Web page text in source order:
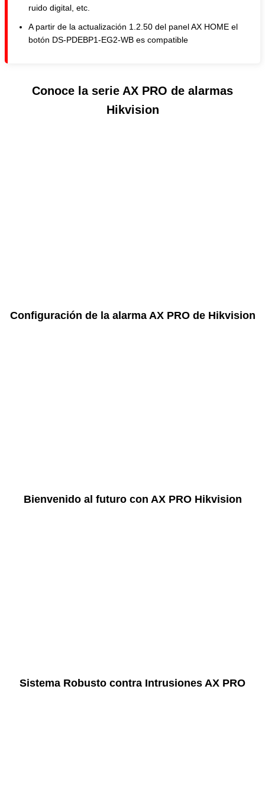
ruido digital, etc.
A partir de la actualización 1.2.50 del panel AX HOME el
botón DS-PDEBP1-EG2-WB es compatible
Conoce la serie AX PRO de alarmas
Hikvision
Configuración de la alarma AX PRO de Hikvision
Bienvenido al futuro con AX PRO Hikvision
Sistema Robusto contra Intrusiones AX PRO